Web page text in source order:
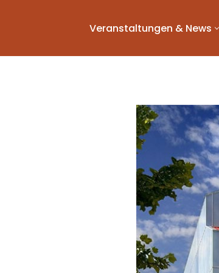
Veranstaltungen & News